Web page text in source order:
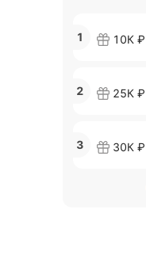
1 10К ₽
2 25К ₽
3 30К ₽